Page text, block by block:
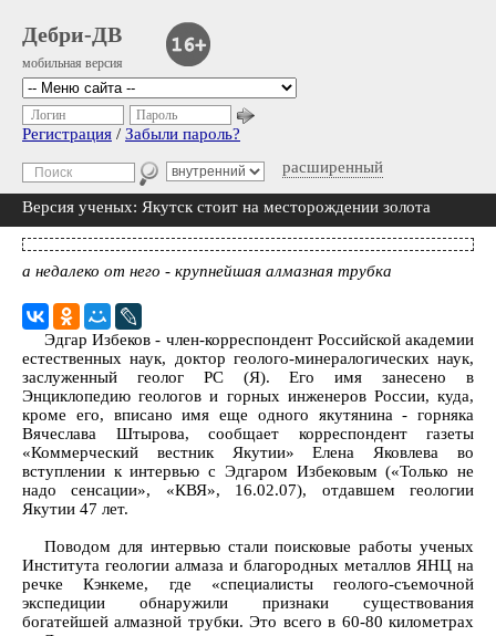
Дебри-ДВ
мобильная версия
расширенный
Логин Пароль
Регистрация / Забыли пароль?
Версия ученых: Якутск стоит на месторождении золота
а недалеко от него - крупнейшая алмазная трубка
Эдгар Избеков - член-корреспондент Российской академии
естественных наук, доктор геолого-минералогических наук,
заслуженный геолог PC (Я). Его имя занесено в
Энциклопедию геологов и горных инженеров России, куда,
кроме его, вписано имя еще одного якутянина - горняка
Вячеслава Штырова, сообщает корреспондент газеты
«Коммерческий вестник Якутии» Елена Яковлева во
вступлении к интервью с Эдгаром Избековым («Только не
надо сенсации», «КВЯ», 16.02.07), отдавшем геологии
Якутии 47 лет.
Поводом для интервью стали поисковые работы ученых
Института геологии алмаза и благородных металлов ЯНЦ на
речке Кэнкеме, где «специалисты геолого-съемочной
экспедиции обнаружили признаки существования
богатейшей алмазной трубки. Это всего в 60-80 километрах